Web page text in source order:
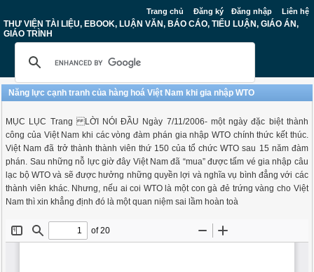
Trang chủ Đăng ký Đăng nhập Liên hệ
THƯ VIỆN TÀI LIỆU, EBOOK, LUẬN VĂN, BÁO CÁO, TIỂU LUẬN, GIÁO ÁN,
GIÁO TRÌNH
Năng lực cạnh tranh của hàng hoá Việt Nam khi gia nhập WTO
MỤC LỤC Trang LỜI NÓI ĐẦU Ngày 7/11/2006- một ngày đặc biệt thành
công của Việt Nam khi các vòng đàm phán gia nhập WTO chính thức kết thúc.
Việt Nam đã trở thành thành viên thứ 150 của tổ chức WTO sau 15 năm đàm
phán. Sau những nỗ lực giờ đây Việt Nam đã “mua” được tấm vé gia nhập câu
lạc bộ WTO và sẽ được hưởng những quyền lợi và nghĩa vụ bình đẳng với các
thành viên khác. Nhưng, nếu ai coi WTO là một con gà đẻ trứng vàng cho Việt
Nam thì xin khẳng định đó là một quan niệm sai lầm hoàn toà